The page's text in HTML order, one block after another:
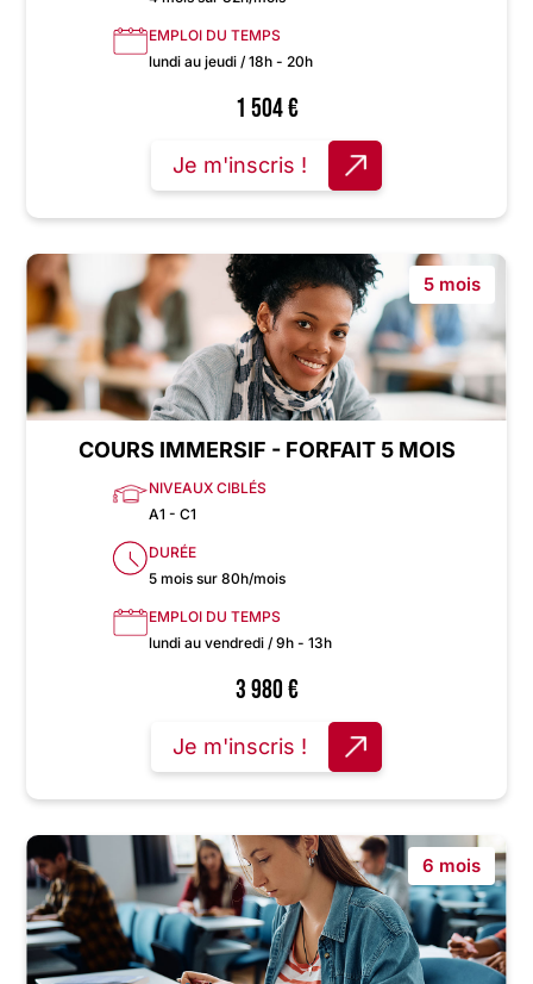
EMPLOI DU TEMPS
lundi au jeudi / 18h - 20h
1 504€
Je m'inscris !
5 mois
COURS IMMERSIF - FORFAIT 5 MOIS
NIVEAUX CIBLÉS
A1 - C1
DURÉE
5 mois sur 80h/mois
EMPLOI DU TEMPS
lundi au vendredi / 9h - 13h
3 980€
Je m'inscris !
6 mois